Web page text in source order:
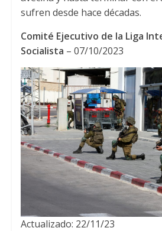
sufren desde hace décadas.
Comité Ejecutivo de la Liga
Socialista – 07/10/2023
Actualizado: 22/11/23